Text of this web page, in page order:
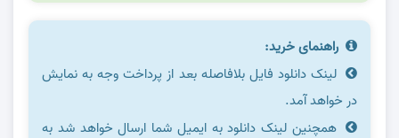
راهنمای خرید:
لینک دانلود فایل بلافاصله بعد از پرداخت وجه به نمایش
در خواهد آمد.
همچنین لینک دانلود به ایمیل شما ارسال خواهد شد به